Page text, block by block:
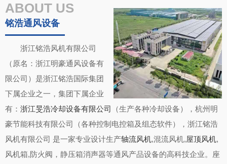
SWF(A)高效低噪声混流风机
SWF(A)高效低噪声混流风机
机
DZ系列低噪声轴流风机
DZ系列低噪声轴流风机
顶排风机
DWT-II型低噪声离心式屋顶排风机
DWT-II型低噪声离心式屋顶排
风机
ABOUT US
铭浩通风设备
浙江铭浩风机有限公司
（原名：浙江明豪通风设备有
限公司）是浙江铭浩国际集团
下属企业之一，集团下属企业
有： 浙江旻浩冷却设备有限公司
（生产各种冷却设备），杭州明
豪节能科技有限公司（各种控制电控箱及组态软件），浙江铭浩
风机有限公司 是一家专业设计生产轴流风机,混流风机,屋顶风机,
风机箱,防火阀，静压箱消声器等通风产品设备的高科技企业。座